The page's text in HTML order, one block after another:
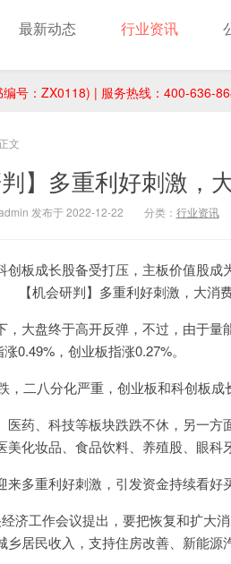
号：ZX0118) | 服务热线：400-636-
最新动态 行业资讯
正文
判】多重利好刺激，
发布于 2022-12-22 分类： 行业资讯
板成长股备受打压，主板价值股成
，大盘终于高开反弹，不过，由于
0.49%，创业板指涨0.27%。
，二八分化严重，创业板和科创板成
药、科技等板块跌跌不休，另一
化妆品、食品饮料、养殖股、眼科
多重利好刺激，引发资金持续看好
济工作会议提出，要把恢复和扩大
居民收入，支持住房改善、新能源